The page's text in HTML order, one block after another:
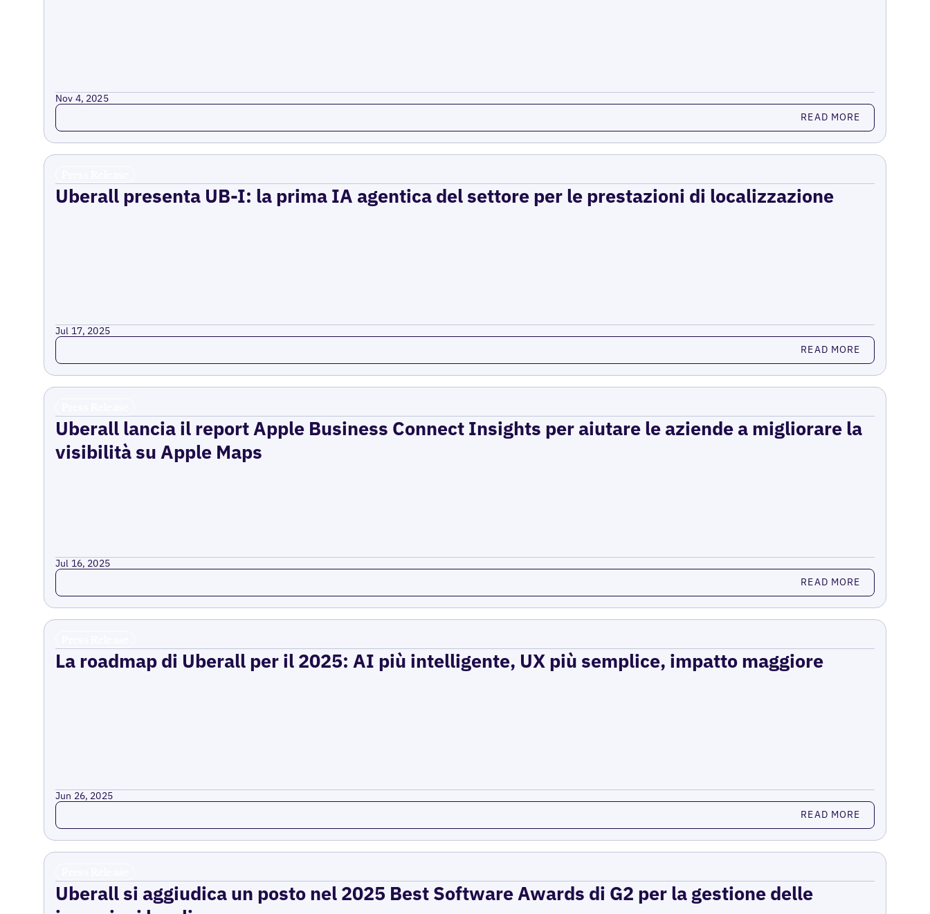
Nov 4, 2025
Read more READ MORE
Uberall presenta UB-I: la prima IA agentica del settore per le prestazioni di localizzazione
Jul 17, 2025
Read more READ MORE
Uberall lancia il report Apple Business Connect Insights per aiutare le aziende a migliorare la
visibilità su Apple Maps
Jul 16, 2025
Read more READ MORE
La roadmap di Uberall per il 2025: AI più intelligente, UX più semplice, impatto maggiore
Jun 26, 2025
Read more READ MORE
Uberall si aggiudica un posto nel 2025 Best Software Awards di G2 per la gestione delle